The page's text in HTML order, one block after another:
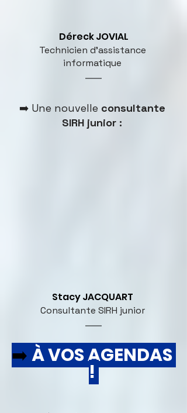
Déreck JOVIAL
Technicien d'assistance
informatique
➡️ Une nouvelle consultante
SIRH junior :
Stacy JACQUART
Consultante SIRH junior
➡️ À VOS AGENDAS
!